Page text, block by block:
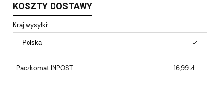
KOSZTY DOSTAWY
Kraj wysyłki:
Paczkomat INPOST 16,99 zł